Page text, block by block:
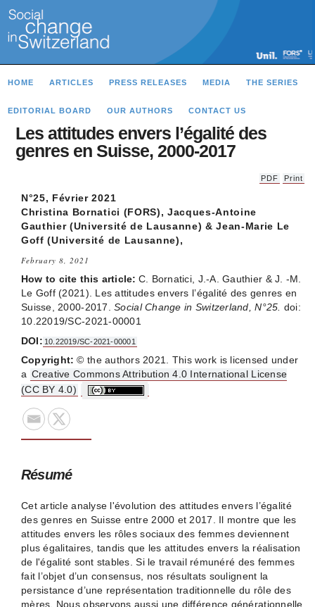
HOME ARTICLES PRESS RELEASES MEDIA THE SERIES
EDITORIAL BOARD OUR AUTHORS CONTACT US
Les attitudes envers l’égalité des
genres en Suisse, 2000-2017
PDF Print
N°25, Février 2021
Christina Bornatici (FORS), Jacques-Antoine
Gauthier (Université de Lausanne) & Jean-Marie Le
Goff (Université de Lausanne),
February 8, 2021
How to cite this article: C. Bornatici, J.-A. Gauthier & J. -M.
Le Goff (2021). Les attitudes envers l’égalité des genres en
Suisse, 2000-2017.Social Change in Switzerland, N°25. doi:
10.22019/SC-2021-00001
DOI: 10.22019/SC-2021-00001
Copyright:© the authors 2021. This work is licensed under
a Creative Commons Attribution 4.0 International License
(CC BY 4.0)
Résumé
Cet article analyse l'évolution des attitudes envers l’égalité
des genres en Suisse entre 2000 et 2017. Il montre que les
attitudes envers les rôles sociaux des femmes deviennent
plus égalitaires, tandis que les attitudes envers la réalisation
de l'égalité sont stables. Si le travail rémunéré des femmes
fait l’objet d’un consensus, nos résultats soulignent la
persistance d’une représentation traditionnelle du rôle des
mères. Nous observons aussi une différence générationnelle